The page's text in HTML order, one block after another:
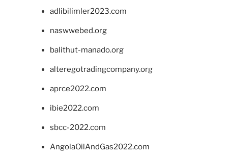
adlibilimler2023.com
naswwebed.org
balithut-manado.org
alteregotradingcompany.org
aprce2022.com
ibie2022.com
sbcc-2022.com
AngolaOilAndGas2022.com